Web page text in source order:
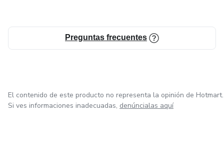
Preguntas frecuentes
El contenido de este producto no representa la opinión de Hotmart.
Si ves informaciones inadecuadas, denúncialas aquí